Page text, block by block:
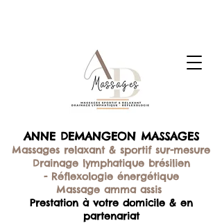
ANNE DEMANGEON MASSAGES
Massages relaxant & sportif sur-mesure
Drainage lymphatique brésilien
- Réflexologie énergétique
Massage amma assis
Prestation à votre domicile & en
partenariat